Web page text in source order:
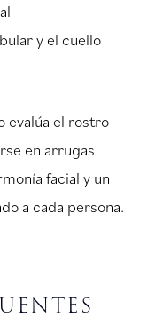
y el cuello
evalúa el rostro
en arrugas
facial y un
a cada persona.